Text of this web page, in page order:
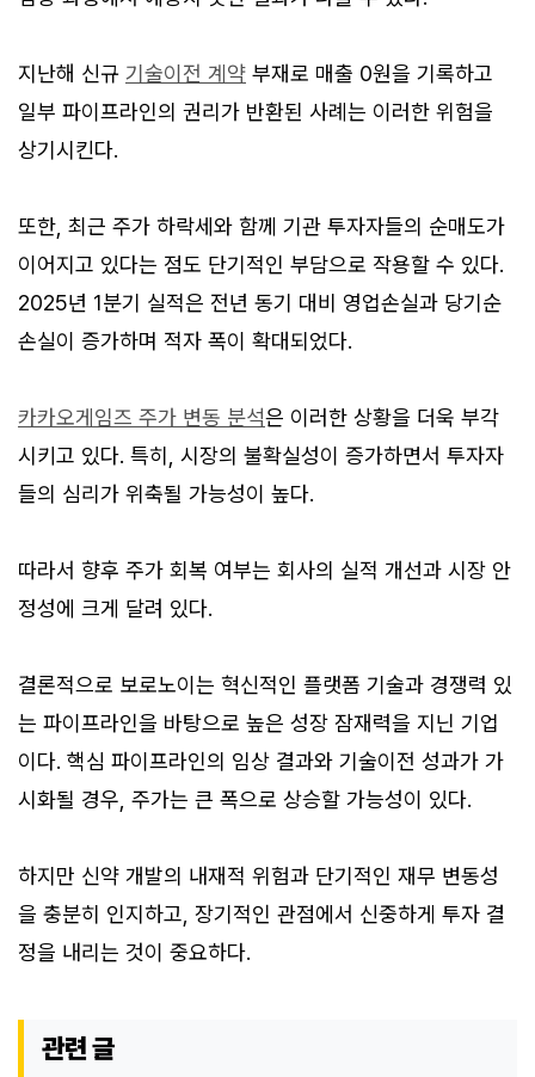
지난해 신규 기술이전 계약 부재로 매출 0원을 기록하고
일부 파이프라인의 권리가 반환된 사례는 이러한 위험을
상기시킨다.
또한, 최근 주가 하락세와 함께 기관 투자자들의 순매도가
이어지고 있다는 점도 단기적인 부담으로 작용할 수 있다.
2025년 1분기 실적은 전년 동기 대비 영업손실과 당기순
손실이 증가하며 적자 폭이 확대되었다.
카카오게임즈 주가 변동 분석은 이러한 상황을 더욱 부각
시키고 있다. 특히, 시장의 불확실성이 증가하면서 투자자
들의 심리가 위축될 가능성이 높다.
따라서 향후 주가 회복 여부는 회사의 실적 개선과 시장 안
정성에 크게 달려 있다.
결론적으로 보로노이는 혁신적인 플랫폼 기술과 경쟁력 있
는 파이프라인을 바탕으로 높은 성장 잠재력을 지닌 기업
이다. 핵심 파이프라인의 임상 결과와 기술이전 성과가 가
시화될 경우, 주가는 큰 폭으로 상승할 가능성이 있다.
하지만 신약 개발의 내재적 위험과 단기적인 재무 변동성
을 충분히 인지하고, 장기적인 관점에서 신중하게 투자 결
정을 내리는 것이 중요하다.
관련 글